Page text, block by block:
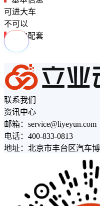
可进大车
不可以
周边配套
联系我们
资讯中心
邮箱：service@liyeyun.com
电话：400-833-0813
地址：北京市丰台区汽车